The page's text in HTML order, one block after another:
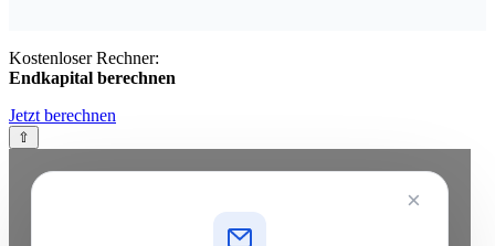
Kostenloser Rechner:
Endkapital berechnen
Jetzt berechnen
⇧
×